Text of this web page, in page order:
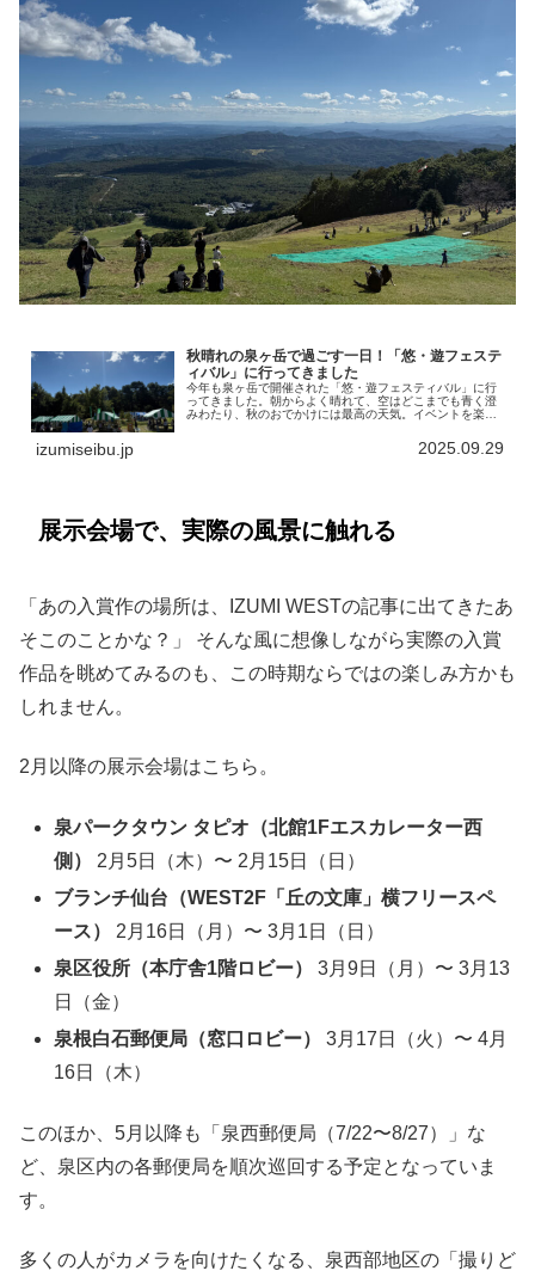
秋晴れの泉ヶ岳で過ごす一日！「悠・遊フェステ
ィバル」に行ってきました
今年も泉ヶ岳で開催された「悠・遊フェスティバル」に行
ってきました。朝からよく晴れて、空はどこまでも青く澄
みわたり、秋のおでかけには最高の天気。イベントを楽し
izumiseibu.jp 2025.09.29
展示会場で、実際の風景に触れる
「あの入賞作の場所は、IZUMI WESTの記事に出てきたあ
そこのことかな？」 そんな風に想像しながら実際の入賞
作品を眺めてみるのも、この時期ならではの楽しみ方かも
しれません。
2月以降の展示会場はこちら。
泉パークタウン タピオ（北館1Fエスカレーター西
側）
2月5日（木）〜 2月15日（日）
ブランチ仙台（WEST2F「丘の文庫」横フリースペ
ース）
2月16日（月）〜 3月1日（日）
泉区役所（本庁舎1階ロビー）
3月9日（月）〜 3月13
日（金）
泉根白石郵便局（窓口ロビー）
3月17日（火）〜 4月
16日（木）
このほか、5月以降も「泉西郵便局（7/22〜8/27）」な
ど、泉区内の各郵便局を順次巡回する予定となっていま
す。
多くの人がカメラを向けたくなる、泉西部地区の「撮りど